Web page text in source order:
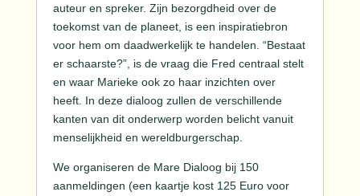
auteur en spreker. Zijn bezorgdheid over de
toekomst van de planeet, is een inspiratiebron
voor hem om daadwerkelijk te handelen. “Bestaat
er schaarste?”, is de vraag die Fred centraal stelt
en waar Marieke ook zo haar inzichten over
heeft. In deze dialoog zullen de verschillende
kanten van dit onderwerp worden belicht vanuit
menselijkheid en wereldburgerschap.
We organiseren de Mare Dialoog bij 150
aanmeldingen (een kaartje kost 125 Euro voor